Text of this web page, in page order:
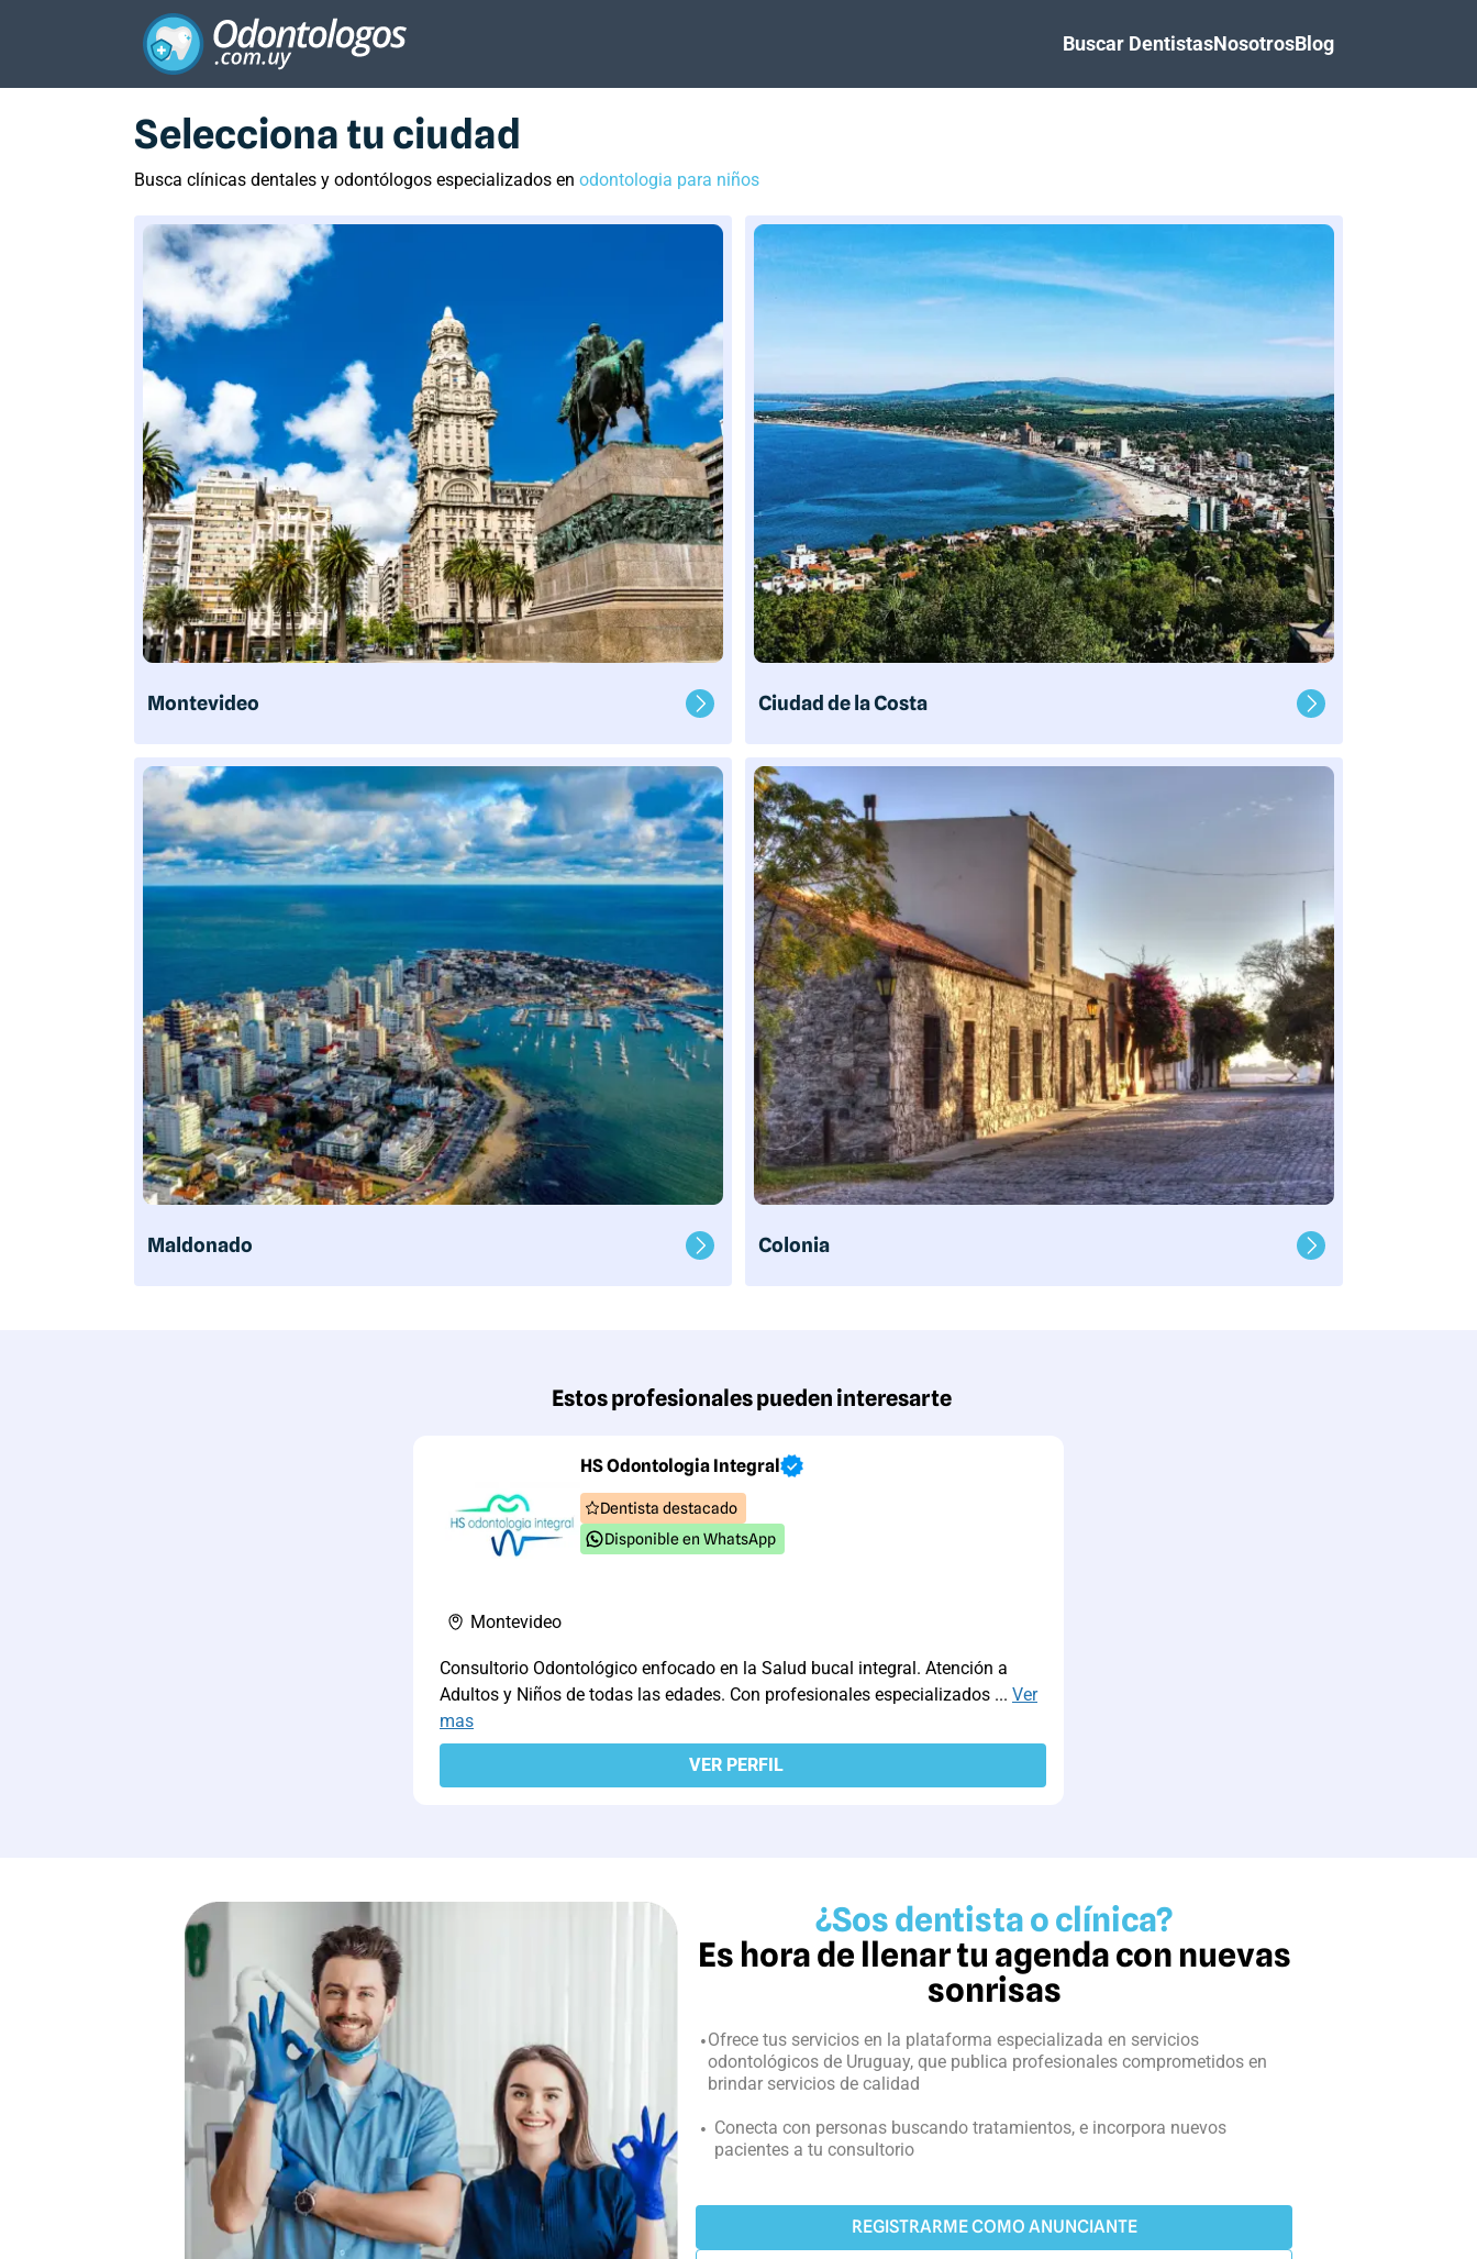
Buscar DentistasNosotrosBlog
Selecciona tu ciudad
Busca clínicas dentales y odontólogos especializados en odontologia para niños
Montevideo Ciudad de la Costa
Maldonado Colonia
Estos profesionales pueden interesarte
HS Odontologia Integral
Dentista destacado
Disponible en WhatsApp
Montevideo
Consultorio Odontológico enfocado en la Salud bucal integral. Atención a
Adultos y Niños de todas las edades. Con profesionales especializados ... Ver
mas
VER PERFIL
¿Sos dentista o clínica?
Es hora de llenar tu agenda con nuevas
sonrisas
Ofrece tus servicios en la plataforma especializada en servicios
odontológicos de Uruguay, que publica profesionales comprometidos en
brindar servicios de calidad
Conecta con personas buscando tratamientos, e incorpora nuevos
pacientes a tu consultorio
REGISTRARME COMO ANUNCIANTE